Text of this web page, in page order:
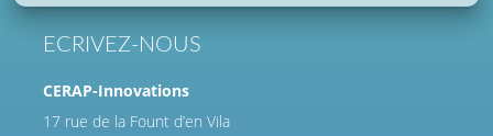
ECRIVEZ-NOUS
CERAP-Innovations
17 rue de la Fount d’en Vila